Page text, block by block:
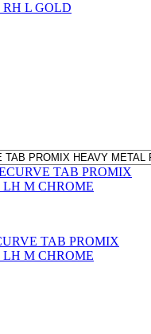
L GOLD
TAB PROMIX
M CHROME